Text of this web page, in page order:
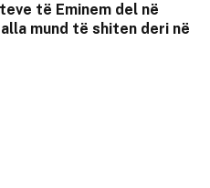
të Eminem del në
mund të shiten deri në